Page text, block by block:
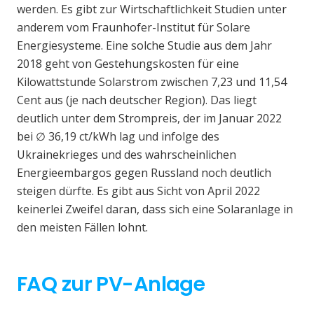
werden. Es gibt zur Wirtschaftlichkeit Studien unter
anderem vom Fraunhofer-Institut für Solare
Energiesysteme. Eine solche Studie aus dem Jahr
2018 geht von Gestehungskosten für eine
Kilowattstunde Solarstrom zwischen 7,23 und 11,54
Cent aus (je nach deutscher Region). Das liegt
deutlich unter dem Strompreis, der im Januar 2022
bei ∅ 36,19 ct/kWh lag und infolge des
Ukrainekrieges und des wahrscheinlichen
Energieembargos gegen Russland noch deutlich
steigen dürfte. Es gibt aus Sicht von April 2022
keinerlei Zweifel daran, dass sich eine Solaranlage in
den meisten Fällen lohnt.
FAQ zur PV-Anlage